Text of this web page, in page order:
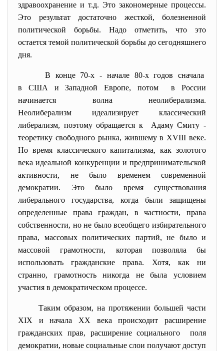
здравоохранение и т.д. Это закономерные процессы.
Это результат достаточно жесткой, болезненной
политической борьбы. Надо отметить, что это
остается темой политической борьбы до сегодняшнего
дня.
В конце 70-х - начале 80-х годов сначала
в США и Западной Европе, потом в России
начинается волна неолиберализма.
Неолиберализм идеализирует классический
либерализм, поэтому обращается к Адаму Смиту -
теоретику свободного рынка, жившему в XVIII веке.
Но время классического капитализма, как золотого
века идеальной конкуренции и предпринимательской
активности, не было временем современной
демократии. Это было время существования
либерального государства, когда были защищены
определенные права граждан, в частности, права
собственности, но не было всеобщего избирательного
права, массовых политических партий, не было и
массовой грамотности, которая позволяла бы
использовать гражданские права. Хотя, как ни
странно, грамотность никогда не была условием
участия в демократическом процессе.
Таким образом, на протяжении большей части
XIX и начала XX века происходит расширение
гражданских прав, расширение социального поля
демократии, новые социальные слои получают доступ